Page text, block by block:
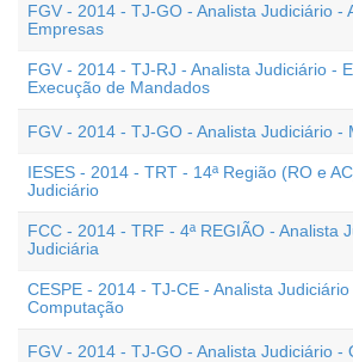
FGV - 2014 - TJ-GO - Analista Judiciário -
Empresas
FGV - 2014 - TJ-RJ - Analista Judiciário -
Execução de Mandados
FGV - 2014 - TJ-GO - Analista Judiciário -
IESES - 2014 - TRT - 14ª Região (RO e
Judiciário
FCC - 2014 - TRF - 4ª REGIÃO - Analista
Judiciária
CESPE - 2014 - TJ-CE - Analista
Computação
FGV - 2014 - TJ-GO - Analista Judiciário -